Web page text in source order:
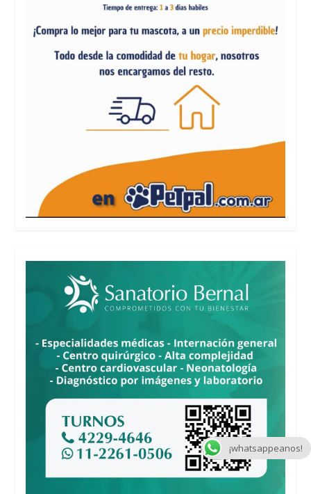
¡whatsappeanos!